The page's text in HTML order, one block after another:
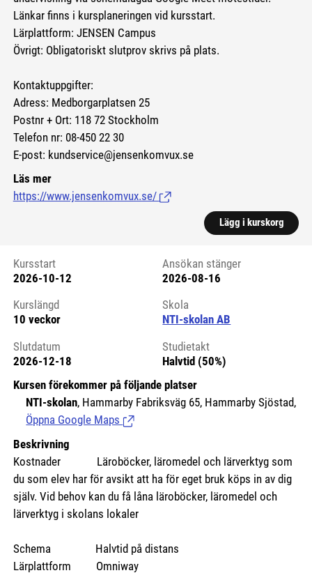
Länkar finns i kursplaneringen vid kursstart.
Lärplattform: JENSEN Campus
Övrigt: Obligatoriskt slutprov skrivs på plats.
Kontaktuppgifter:
Adress: Medborgarplatsen 25
Postnr + Ort: 118 72 Stockholm
Telefon nr: 08-450 22 30
E-post: kundservice@jensenkomvux.se
Läs mer
https://www.jensenkomvux.se/ (Länk till extern sida.)
Lägg i kurskorg
Kursstart 6109618
Kursstart
2026-10-12
Ansökan stänger
2026-08-16
Kurslängd
10 veckor
Skola
NTI-skolan AB
Slutdatum
2026-12-18
Studietakt
Halvtid (50%)
Kursen förekommer på följande platser
NTI-skolan, Hammarby Fabriksväg 65, Hammarby Sjöstad,
Öppna Google Maps (Länk till extern sida.)
Beskrivning
Kostnader Läroböcker, läromedel och lärverktyg som
du som elev har för avsikt att ha för eget bruk köps in av dig
själv. Vid behov kan du få låna läroböcker, läromedel och
lärverktyg i skolans lokaler
Schema Halvtid på distans
Lärplattform Omniway